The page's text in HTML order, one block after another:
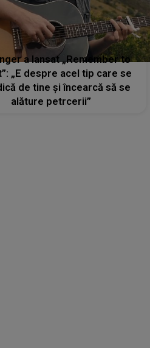
a lansat „Remember to
„E despre acel tip care se
de tine și încearcă să se
alăture petrcerii”